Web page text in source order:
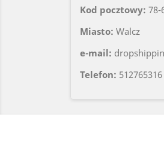
Kod pocztowy: 78-
Miasto: Walcz
e-mail:
Telefon: 512765316